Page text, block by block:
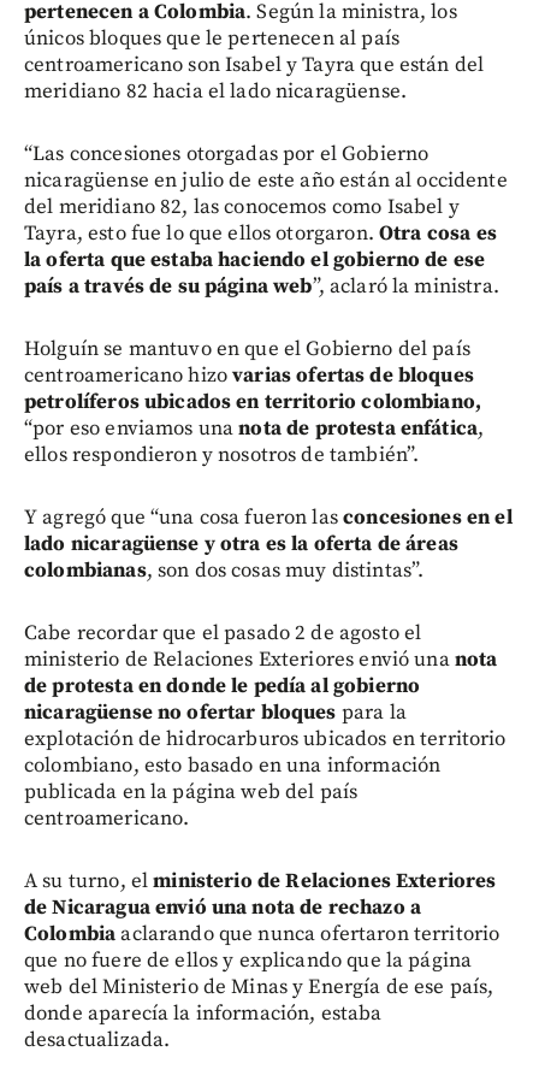
pertenecen a Colombia. Según la ministra, los
únicos bloques que le pertenecen al país
centroamericano son Isabel y Tayra que están del
meridiano 82 hacia el lado nicaragüense.
“Las concesiones otorgadas por el Gobierno
nicaragüense en julio de este año están al occidente
del meridiano 82, las conocemos como Isabel y
Tayra, esto fue lo que ellos otorgaron. Otra cosa es
la oferta que estaba haciendo el gobierno de ese
país a través de su página web”, aclaró la ministra.
Holguín se mantuvo en que el Gobierno del país
centroamericano hizovarias ofertas de bloques
petrolíferos ubicados en territorio colombiano,
“por eso enviamos unanota de protesta enfática,
ellos respondieron y nosotros de también”.
Y agregó que “una cosa fueron lasconcesiones en el
lado nicaragüense y otra es la oferta de áreas
colombianas, son dos cosas muy distintas”.
Cabe recordar que el pasado 2 de agosto el
ministerio de Relaciones Exteriores envió unanota
de protesta en donde le pedía al gobierno
nicaragüense no ofertar bloques para la
explotación de hidrocarburos ubicados en territorio
colombiano, esto basado en una información
publicada en la página web del país
centroamericano.
A su turno, elministerio de Relaciones Exteriores
de Nicaragua envió una nota de rechazo a
Colombiaaclarando que nunca ofertaron territorio
que no fuere de ellos y explicando que la página
web del Ministerio de Minas y Energía de ese país,
donde aparecía la información, estaba
desactualizada.